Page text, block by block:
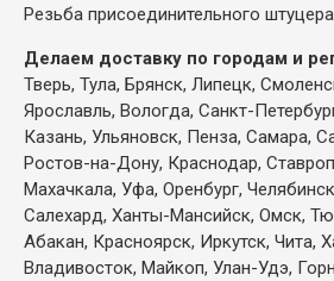
Резьба присоединительного
Делаем доставку по городам и
Тверь, Тула, Брянск, Липецк,
Ярославль, Вологда, Санкт-
Казань, Ульяновск, Пенза, Самара,
Ростов-на-Дону, Краснодар,
Махачкала, Уфа, Оренбург,
Салехард, Ханты-Мансийск, Омск,
Абакан, Красноярск, Иркутск, Чита,
Владивосток, Майкоп, Улан-Удэ,